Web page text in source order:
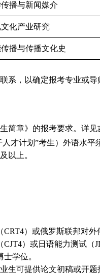
播与新闻媒介
化产业研究
播与传播文化史
系，以确定报考专业或导
简章》的报考要求。详见
才计划”考生）外语水平
以上。
）或俄罗斯联邦对
）或日语能力测试（
学位。
生可提供论文初稿或开题